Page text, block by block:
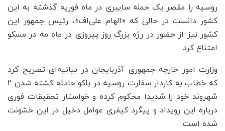
روسیه را مقصر یک حمله سایبری در ماه فوریه گذشته به این
کشور دانست در حالی که «الهام علی‌اف»، رئیس جمهور این
کشور نیز از حضور در رژه بزرگ روز پیروزی در ماه مه در مسکو
امتناع کرد.
وزارت امور خارجه جمهوری آذربایجان در بیانیه‌ای تصریح کرد
که خطاب به کاردار سفارت روسیه در باکو حادثه کشته شدن ۲
شهروند خود را شدیدا محکوم کرده و خواستار تحقیقات فوری
درباره این رویداد و پیگرد کیفری عوامل دخیل در این خشونت
شده است.